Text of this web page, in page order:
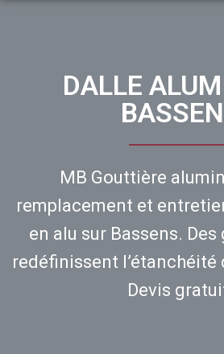
DALLE
MB Gouttière
remplacement et
en alu sur Bassens.
redéfinissent
Devis